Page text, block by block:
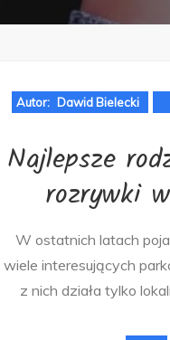
Autor: Dawid Bielecki
Najlepsze
rozrywki
W ostatnich latach
wiele interesujących
z nich działa tylko